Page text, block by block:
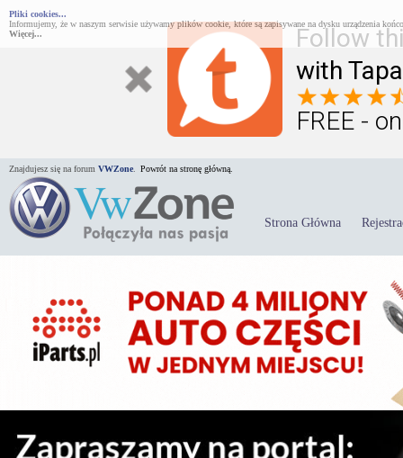
Follow
with
FREE -
Pliki cookies...
Informujemy, że w naszym serwisie używamy plików cookie, które są zapisywane na dysku urządzenia
Więcej...
Znajdujesz się na forum VWZone Powrót na stronę główną.
Strona Główna